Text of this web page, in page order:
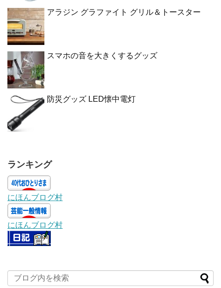
アラジン グラファイト グリル＆トースター
スマホの音を大きくするグッズ
防災グッズ LED懐中電灯
ランキング
にほんブログ村
にほんブログ村